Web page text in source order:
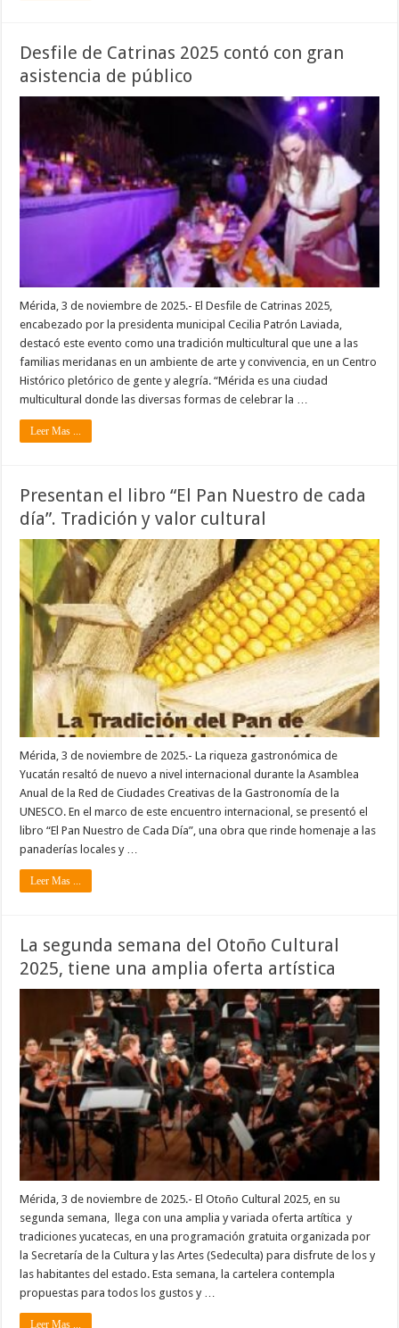
Desfile de Catrinas 2025 contó con gran
asistencia de público
Mérida, 3 de noviembre de 2025.- El Desfile de Catrinas 2025,
encabezado por la presidenta municipal Cecilia Patrón Laviada,
destacó este evento como una tradición multicultural que une a las
familias meridanas en un ambiente de arte y convivencia, en un Centro
Histórico pletórico de gente y alegría. “Mérida es una ciudad
multicultural donde las diversas formas de celebrar la …
Leer Mas ...
Presentan el libro “El Pan Nuestro de cada
día”. Tradición y valor cultural
Mérida, 3 de noviembre de 2025.- La riqueza gastronómica de
Yucatán resaltó de nuevo a nivel internacional durante la Asamblea
Anual de la Red de Ciudades Creativas de la Gastronomía de la
UNESCO. En el marco de este encuentro internacional, se presentó el
libro “El Pan Nuestro de Cada Día”, una obra que rinde homenaje a las
panaderías locales y …
Leer Mas ...
La segunda semana del Otoño Cultural
2025, tiene una amplia oferta artística
Mérida, 3 de noviembre de 2025.- El Otoño Cultural 2025, en su
segunda semana, llega con una amplia y variada oferta artítica y
tradiciones yucatecas, en una programación gratuita organizada por
la Secretaría de la Cultura y las Artes (Sedeculta) para disfrute de los y
las habitantes del estado. Esta semana, la cartelera contempla
propuestas para todos los gustos y …
Leer Mas ...